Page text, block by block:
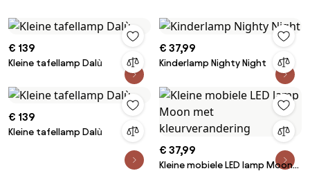
€ 139
Kleine tafellamp Dalù
€ 37,99
Kinderlamp Nighty Night
€ 139
Kleine tafellamp Dalù
€ 37,99
Kleine mobiele LED lamp Moon